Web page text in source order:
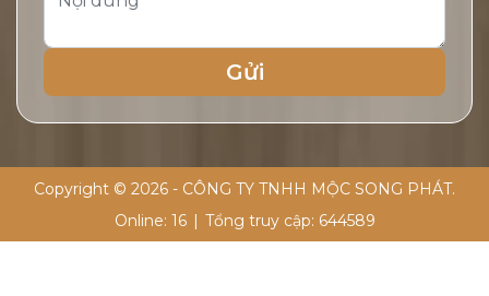
Copyright © 2026 - CÔNG TY TNHH MỘC SONG PHÁT.
Online: 16 Tổng truy cập: 644589